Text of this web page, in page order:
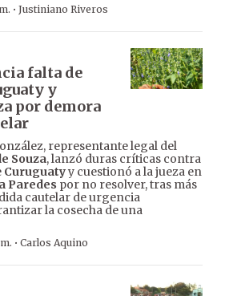
· Justiniano Riveros
falta de
y
por demora
representante legal del
Souza, lanzó duras críticas contra
Curuguatyy cuestionó a la jueza en
Paredes por no resolver, tras más
cautelar de urgencia
la cosecha de una
· Carlos Aquino